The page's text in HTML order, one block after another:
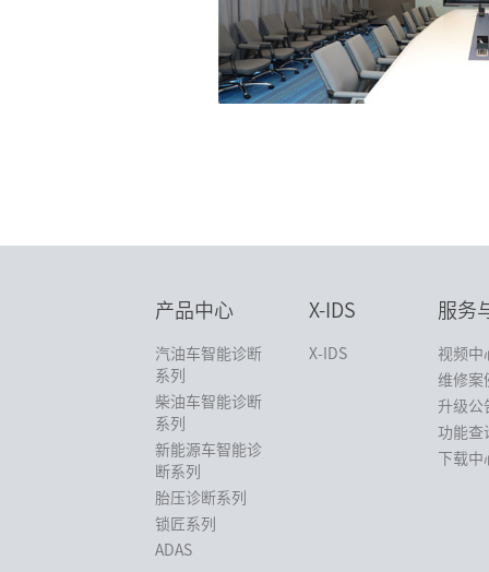
产品中心
汽油车智能诊断
系列
柴油车智能诊断
系列
新能源车智能诊
断系列
胎压诊断系列
锁匠系列
ADAS
X-IDS
X-IDS
服务
视频中
维修案
升级公
功能查
下载中